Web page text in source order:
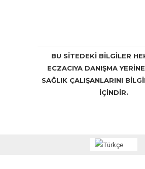
BU SITEDEKI BILGILER
ECZACIYA DANIŞMA
SAĞLIK ÇALIŞANLARINI
IÇINDIR.